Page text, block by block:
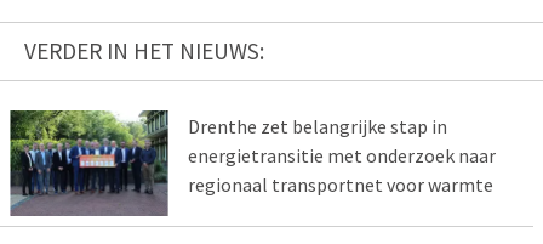
VERDER IN HET NIEUWS:
Drenthe zet belangrijke stap in
energietransitie met onderzoek naar
regionaal transportnet voor warmte